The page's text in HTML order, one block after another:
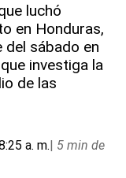
luchó
en Honduras,
del sábado en
investiga la
de las
a. m.| 5 min de